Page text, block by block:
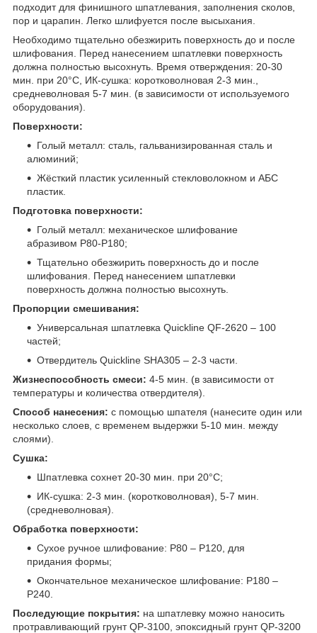
подходит для финишного шпатлевания, заполнения сколов,
пор и царапин. Легко шлифуется после высыхания.
Необходимо тщательно обезжирить поверхность до и после
шлифования. Перед нанесением шпатлевки поверхность
должна полностью высохнуть. Время отверждения: 20-30
мин. при 20°C, ИК-сушка: коротковолновая 2-3 мин.,
средневолновая 5-7 мин. (в зависимости от используемого
оборудования).
Поверхности:
Голый металл: сталь, гальванизированная сталь и
алюминий;
Жёсткий пластик усиленный стекловолокном и AБС
пластик.
Подготовка поверхности:
Голый металл: механическое шлифование
абразивом Р80-Р180;
Тщательно обезжирить поверхность до и после
шлифования. Перед нанесением шпатлевки
поверхность должна полностью высохнуть.
Пропорции смешивания:
Универсальная шпатлевка Quickline QF-2620 – 100
частей;
Отвердитель Quickline SHA305 – 2-3 части.
Жизнеспособность смеси: 4-5 мин. (в зависимости от
температуры и количества отвердителя).
Способ нанесения: с помощью шпателя (нанесите один или
несколько слоев, с временем выдержки 5-10 мин. между
слоями).
Сушка:
Шпатлевка сохнет 20-30 мин. при 20°C;
ИК-сушка: 2-3 мин. (коротковолновая), 5-7 мин.
(средневолновая).
Обработка поверхности:
Сухое ручное шлифование: P80 – P120, для
придания формы;
Окончательное механическое шлифование: P180 –
P240.
Последующие покрытия: на шпатлевку можно наносить
протравливающий грунт QP-3100, эпоксидный грунт QP-3200